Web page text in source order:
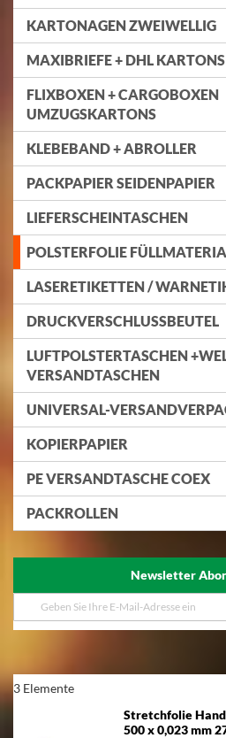
3 Elemente
Stretchfolie
500 x 0,023 mm
KARTONAGEN ZWEIWELLIG
MAXIBRIEFE + DHL KARTONS
FLIXBOXEN + CARGOBOXEN
UMZUGSKARTONS
KLEBEBAND + ABROLLER
PACKPAPIER SEIDENPAPIER
LIEFERSCHEINTASCHEN
POLSTERFOLIE
LASERETIKETTEN /
DRUCKVERSCHLUSSBEUTEL
LUFTPOLSTERTASCHEN
VERSANDTASCHEN
UNIVERSAL-
KOPIERPAPIER
PE VERSANDTASCHE COEX
PACKROLLEN
Newsletter
Melden
Sie
unseren
Newsletter
an: